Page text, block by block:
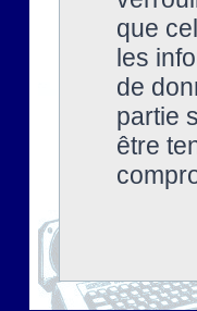
que
les
de
partie
être